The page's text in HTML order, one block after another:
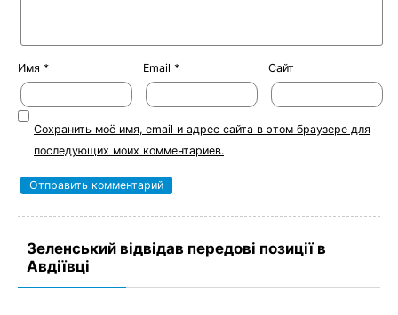
Имя * Email * Сайт
Сохранить моё имя, email и адрес сайта в этом браузере для
последующих моих комментариев.
Зеленський відвідав передові позиції в
Авдіївці